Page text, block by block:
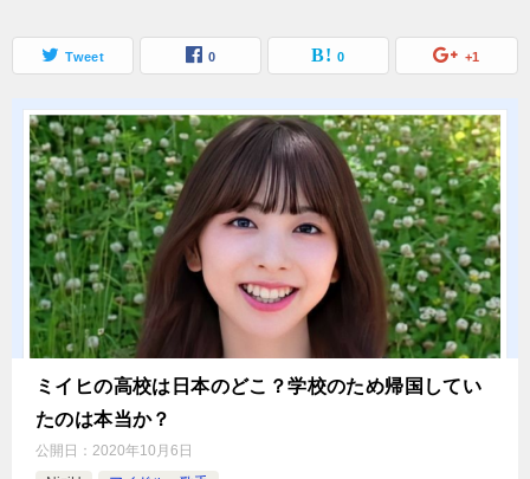
Tweet 0 0 +1
ミイヒの高校は日本のどこ？学校のため帰国してい
たのは本当か？
公開日： 2020年10月6日